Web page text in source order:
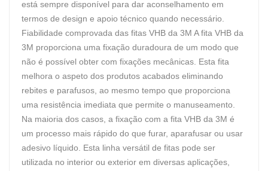
está sempre disponível para dar aconselhamento em
termos de design e apoio técnico quando necessário.
Fiabilidade comprovada das fitas VHB da 3M A fita VHB da
3M proporciona uma fixação duradoura de um modo que
não é possível obter com fixações mecânicas. Esta fita
melhora o aspeto dos produtos acabados eliminando
rebites e parafusos, ao mesmo tempo que proporciona
uma resistência imediata que permite o manuseamento.
Na maioria dos casos, a fixação com a fita VHB da 3M é
um processo mais rápido do que furar, aparafusar ou usar
adesivo líquido. Esta linha versátil de fitas pode ser
utilizada no interior ou exterior em diversas aplicações,